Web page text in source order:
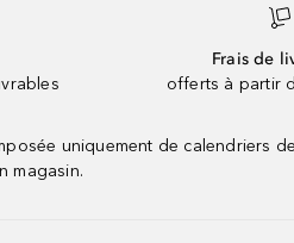
Frais de
offerts à partir
uniquement de calendriers
magasin.